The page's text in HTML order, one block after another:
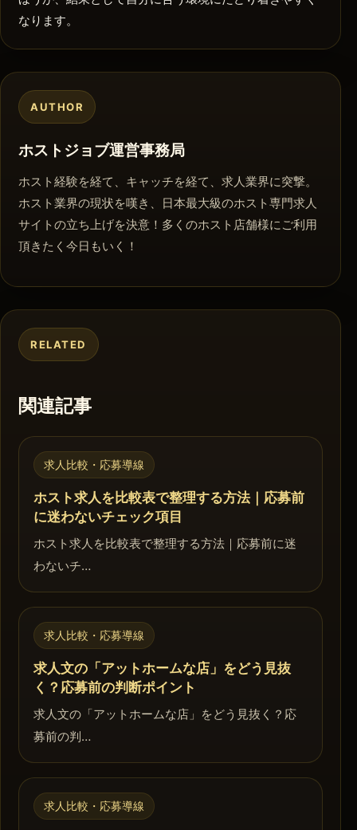
なります。
AUTHOR
ホストジョブ運営事務局
ホスト経験を経て、キャッチを経て、求人業界に突撃。
ホスト業界の現状を嘆き、日本最大級のホスト専門求人
サイトの立ち上げを決意！多くのホスト店舗様にご利用
頂きたく今日もいく！
RELATED
関連記事
求人比較・応募導線
ホスト求人を比較表で整理する方法｜応募前
に迷わないチェック項目
ホスト求人を比較表で整理する方法｜応募前に迷
わないチ…
求人比較・応募導線
求人文の「アットホームな店」をどう見抜
く？応募前の判断ポイント
求人文の「アットホームな店」をどう見抜く？応
募前の判…
求人比較・応募導線